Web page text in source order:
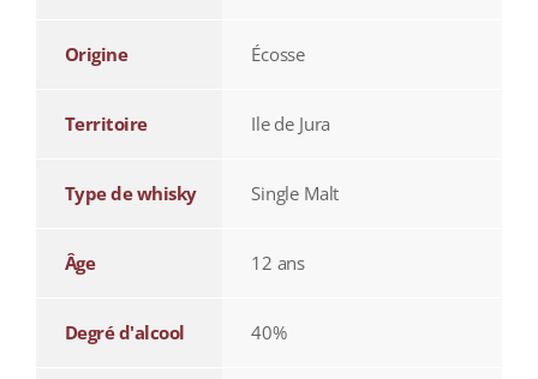
Origine Écosse
Territoire Ile de Jura
Type de whisky Single Malt
Âge 12 ans
Degré d'alcool 40%